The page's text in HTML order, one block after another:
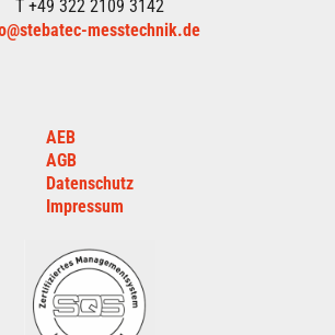
T +49 322 2109 3142
messtechnik.de
AEB
AGB
Datenschutz
Impressum